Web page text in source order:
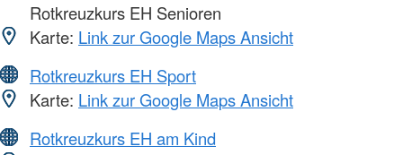
Rotkreuzkurs EH Senioren
Karte: Link zur Google Maps Ansicht
Rotkreuzkurs EH Sport
Karte: Link zur Google Maps Ansicht
Rotkreuzkurs EH am Kind